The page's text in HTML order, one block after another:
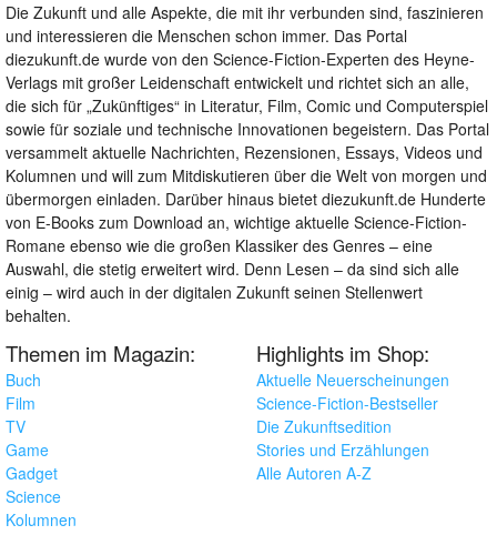
Die Zukunft und alle Aspekte, die mit ihr verbunden sind, faszinieren
und interessieren die Menschen schon immer. Das Portal
diezukunft.de wurde von den Science-Fiction-Experten des Heyne-
Verlags mit großer Leidenschaft entwickelt und richtet sich an alle,
die sich für „Zukünftiges“ in Literatur, Film, Comic und Computerspiel
sowie für soziale und technische Innovationen begeistern. Das Portal
versammelt aktuelle Nachrichten, Rezensionen, Essays, Videos und
Kolumnen und will zum Mitdiskutieren über die Welt von morgen und
übermorgen einladen. Darüber hinaus bietet diezukunft.de Hunderte
von E-Books zum Download an, wichtige aktuelle Science-Fiction-
Romane ebenso wie die großen Klassiker des Genres – eine
Auswahl, die stetig erweitert wird. Denn Lesen – da sind sich alle
einig – wird auch in der digitalen Zukunft seinen Stellenwert
behalten.
Themen im Magazin:
Buch
Film
TV
Game
Gadget
Science
Kolumnen
Highlights im Shop:
Aktuelle Neuerscheinungen
Science-Fiction-Bestseller
Die Zukunftsedition
Stories und Erzählungen
Alle Autoren A-Z